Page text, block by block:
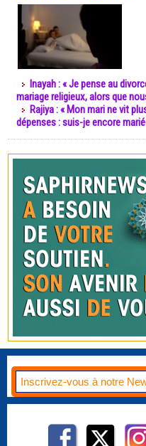
Inayah : « Je pense au
mariage religieux, alors que
Rajiya : « Mon mari ne vit
dépenses : suis-je encore